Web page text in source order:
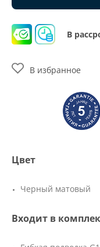
В
В избранное
Цвет
Черный матовый
Входит в